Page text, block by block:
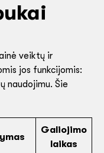
veiktų ir
jos funkcijomis:
naudojimu. Šie
Galiojimo
laikas